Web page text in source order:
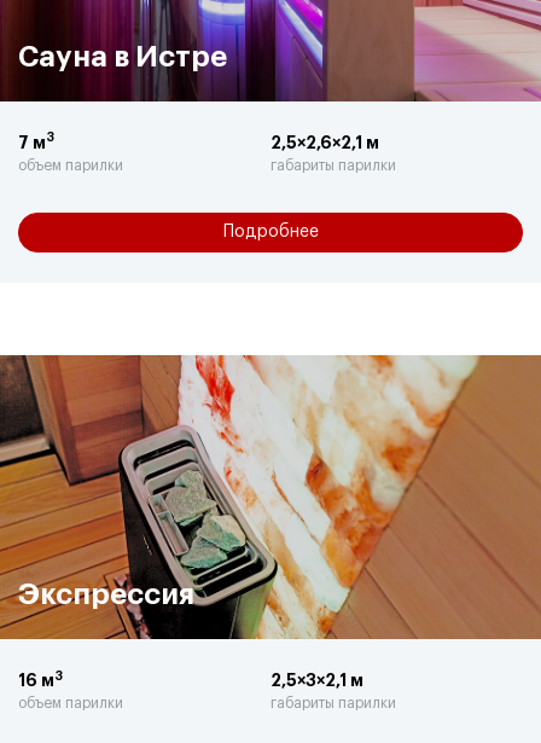
Сауна в Истре
7 м3
объем парилки
2,5×2,6×2,1 м
габариты парилки
Подробнее
Экспрессия
16 м3
объем парилки
2,5×3×2,1 м
габариты парилки